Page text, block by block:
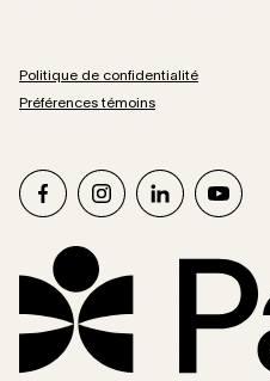
Politique de confidentialité
Préférences témoins
facebookinstagramlinkedin
Patro Roc-Amadour